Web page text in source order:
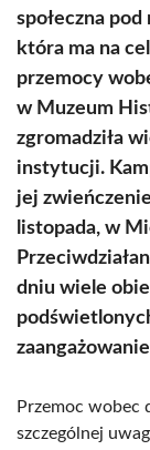
społeczna
która ma na
przemocy
w Muzeum
zgromadziła
instytucji.
jej
listopada, w
dniu wiele
Przemoc wobec
szczególnej